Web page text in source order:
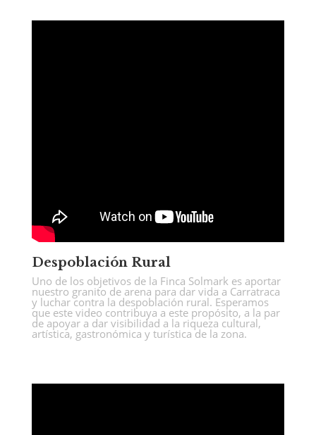
Despoblación Rural
Uno de los objetivos de la Finca Solmark es aportar
nuestro granito de arena para dar vida a Carratraca
y luchar contra la despoblación rural. Esperamos
que este video contribuya a este propósito, a la par
de apoyar a dar visibilidad a la riqueza cultural,
artística, gastronómica y turística de la zona.